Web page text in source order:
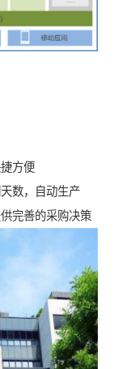
方便
数，自动生产
完善的采购决策